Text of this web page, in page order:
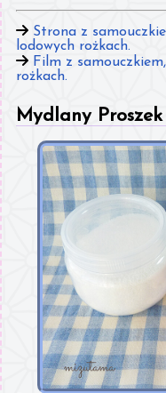
Strona z
lodowych rożkach.
Film z
rożkach.
Mydlany Proszek